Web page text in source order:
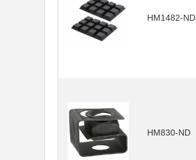
HM1482-ND
HM830-ND